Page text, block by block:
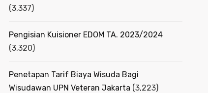
(3,337)
Pengisian Kuisioner EDOM TA. 2023/2024
(3,320)
Penetapan Tarif Biaya Wisuda Bagi
Wisudawan UPN Veteran Jakarta (3,223)